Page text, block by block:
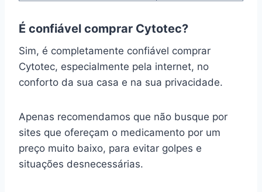
É confiável comprar Cytotec?
Sim, é completamente confiável comprar
Cytotec, especialmente pela internet, no
conforto da sua casa e na sua privacidade.
Apenas recomendamos que não busque por
sites que ofereçam o medicamento por um
preço muito baixo, para evitar golpes e
situações desnecessárias.